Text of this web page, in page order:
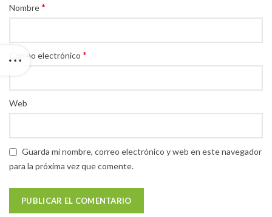
Nombre*
Correo electrónico *
Web
Guarda mi nombre, correo electrónico y web en este navegador
para la próxima vez que comente.